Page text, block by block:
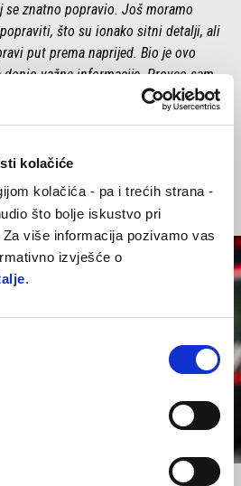
kolačiće
kolačića - pa i trećih strana -
što bolje iskustvo pri
više informacija pozivamo vas
izvješće o
.
se znatno popravio. Još moramo
što su ionako sitni detalji, ali
put prema naprijed. Bio je ovo
važne informacije. Proveo sam
i motocikala te sam uočio naše